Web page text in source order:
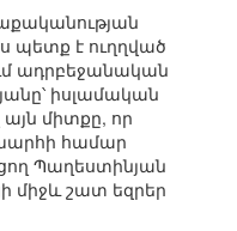
պետք է ուղղված
ադրբեջանական
իսլամական
միտքը, որ
համար
Պաղեստինյան
միջև շատ եզրեր